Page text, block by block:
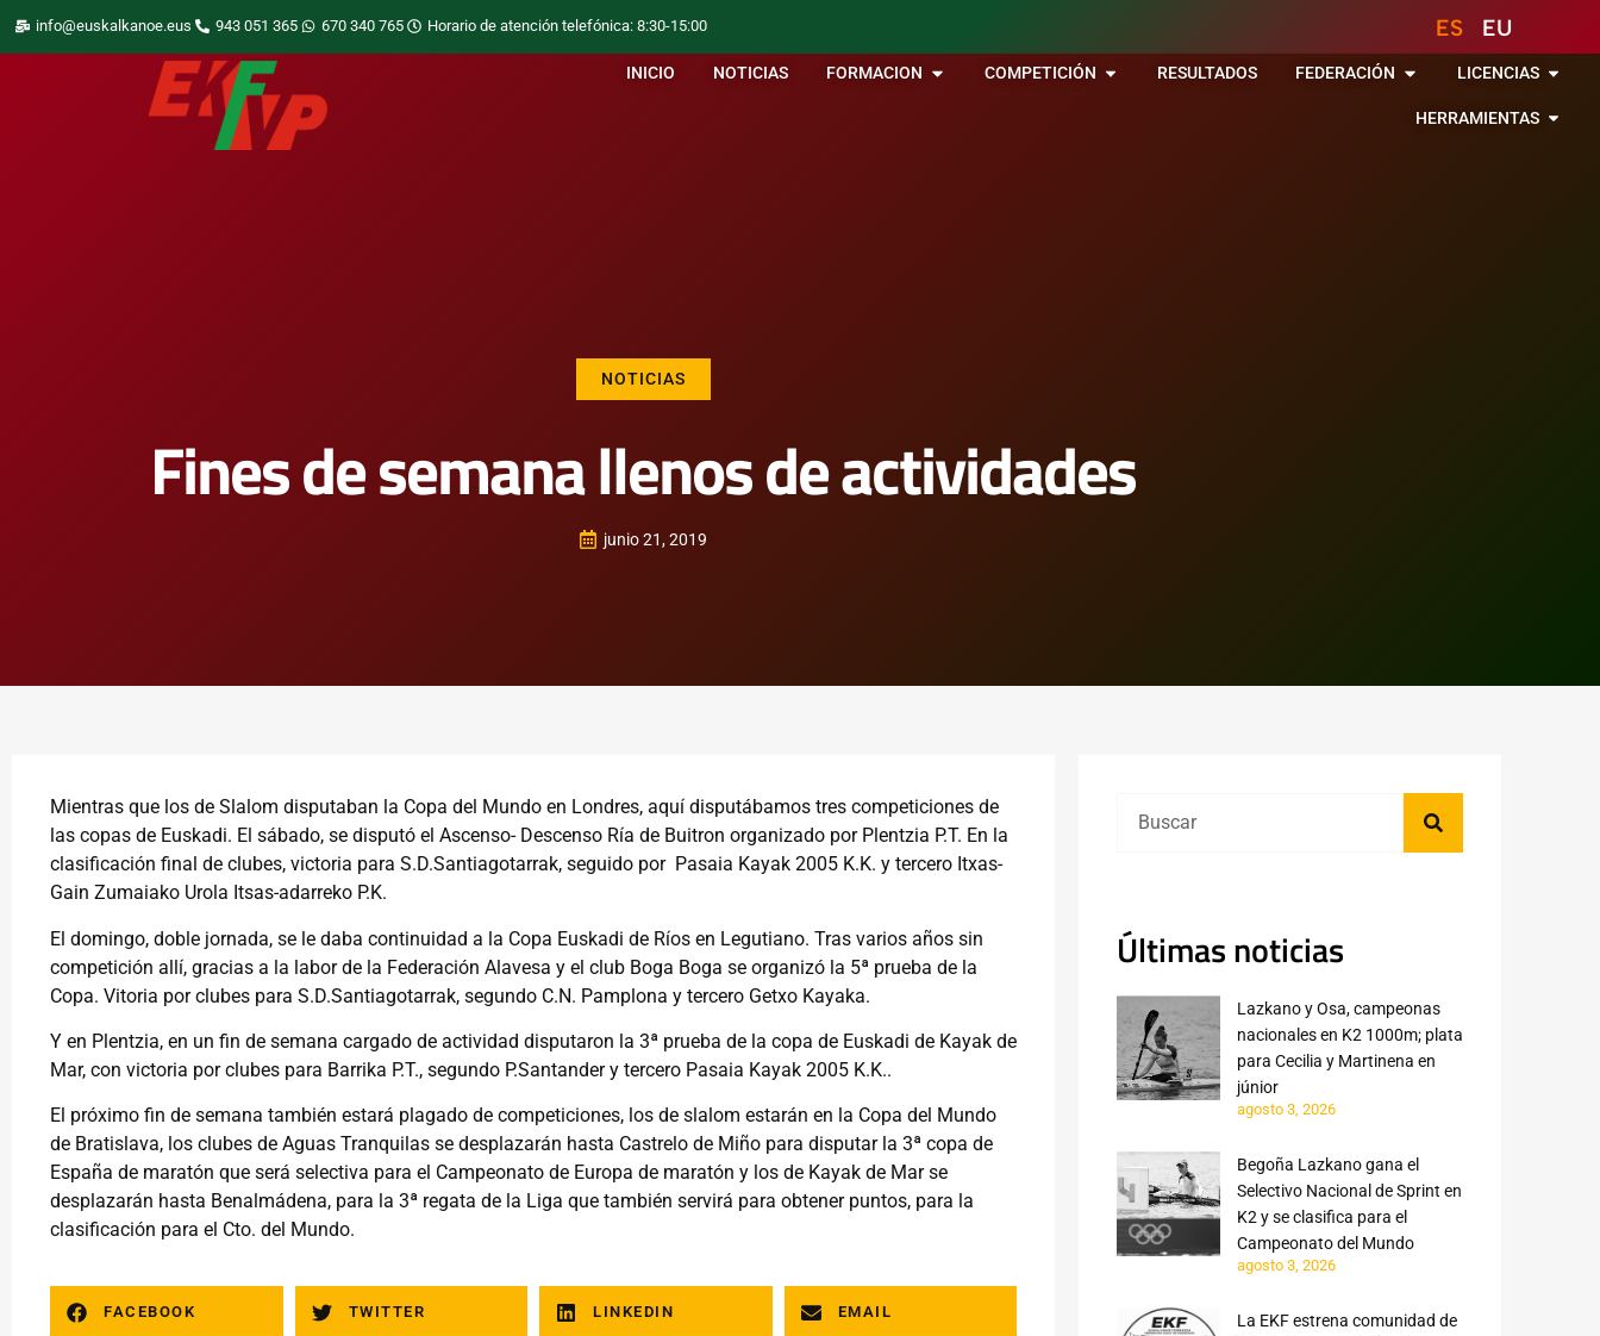
info@euskalkanoe.eus 943 051 365 670 340 765 Horario de atención telefónica: 8:30-15:00 ES EU
INICIO NOTICIAS FORMACION COMPETICIÓN RESULTADOS FEDERACIÓN LICENCIAS
HERRAMIENTAS
NOTICIAS
Fines de semana llenos de actividades
junio 21, 2019
Mientras que los de Slalom disputaban la Copa del Mundo en Londres, aquí disputábamos tres competiciones de
las copas de Euskadi. El sábado, se disputó el Ascenso- Descenso Ría de Buitron organizado por Plentzia P.T. En la
clasificación final de clubes, victoria para S.D.Santiagotarrak, seguido por Pasaia Kayak 2005 K.K. y tercero Itxas-
Gain Zumaiako Urola Itsas-adarreko P.K.
El domingo, doble jornada, se le daba continuidad a la Copa Euskadi de Ríos en Legutiano. Tras varios años sin
competición allí, gracias a la labor de la Federación Alavesa y el club Boga Boga se organizó la 5ª prueba de la
Copa. Vitoria por clubes para S.D.Santiagotarrak, segundo C.N. Pamplona y tercero Getxo Kayaka.
Y en Plentzia, en un fin de semana cargado de actividad disputaron la 3ª prueba de la copa de Euskadi de Kayak de
Mar, con victoria por clubes para Barrika P.T., segundo P.Santander y tercero Pasaia Kayak 2005 K.K..
El próximo fin de semana también estará plagado de competiciones, los de slalom estarán en la Copa del Mundo
de Bratislava, los clubes de Aguas Tranquilas se desplazarán hasta Castrelo de Miño para disputar la 3ª copa de
España de maratón que será selectiva para el Campeonato de Europa de maratón y los de Kayak de Mar se
desplazarán hasta Benalmádena, para la 3ª regata de la Liga que también servirá para obtener puntos, para la
clasificación para el Cto. del Mundo.
FACEBOOK TWITTER LINKEDIN EMAIL
Últimas noticias
Lazkano y Osa, campeonas
nacionales en K2 1000m; plata
para Cecilia y Martinena en
júnior
agosto 3, 2026
Begoña Lazkano gana el
Selectivo Nacional de Sprint en
K2 y se clasifica para el
Campeonato del Mundo
agosto 3, 2026
La EKF estrena comunidad de